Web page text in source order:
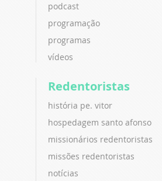
podcast
programação
programas
vídeos
Redentoristas
história pe. vitor
hospedagem santo afonso
missionários redentoristas
missões redentoristas
notícias